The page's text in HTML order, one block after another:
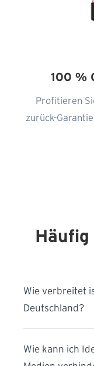
100 %
Profitieren
zurück-
Wie verbreitet
Deutschland?
Wie kann ich